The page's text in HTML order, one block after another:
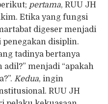
pertama, RUU JH
Etika yang fungsi
digeser menjadi
penegakan disiplin.
tadinya bertanya
menjadi “apakah
Kedua, ingin
RUU JH